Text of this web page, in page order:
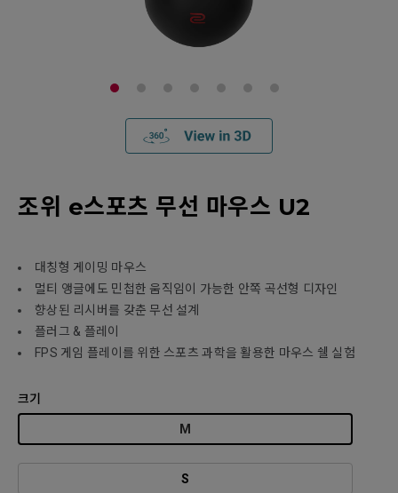
조위 e스포츠 무선 마우스 U2
대칭형 게이밍 마우스
멀티 앵글에도 민첩한 움직임이 가능한 안쪽 곡선형 디자인
향상된 리시버를 갖춘 무선 설계
플러그 & 플레이
FPS 게임 플레이를 위한 스포츠 과학을 활용한 마우스 쉘 실험
크기
M
S